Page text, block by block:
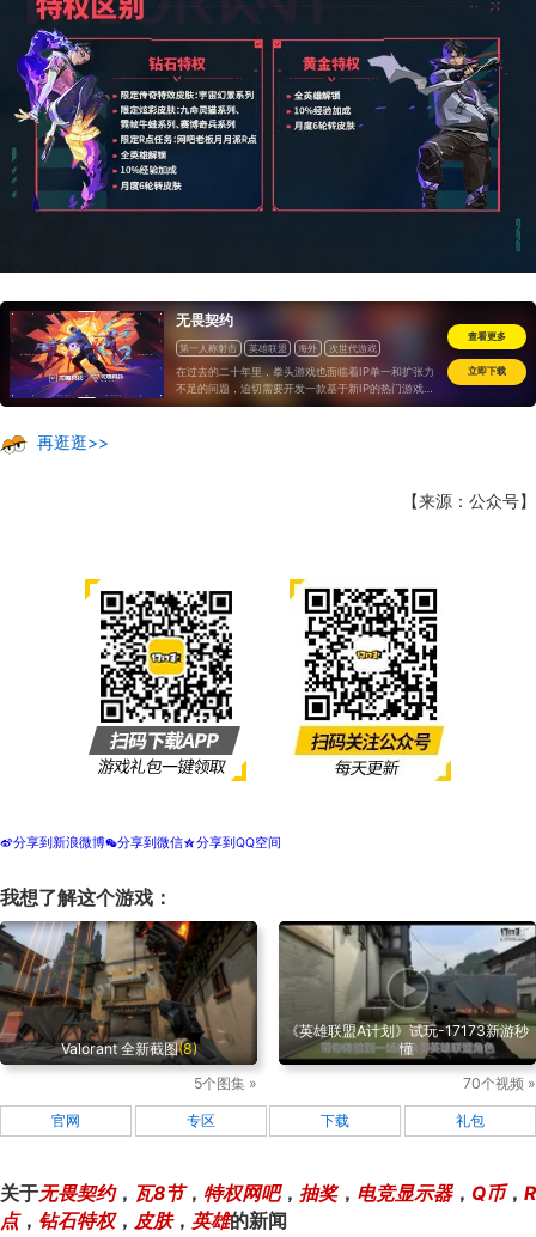
无畏契约
第一人称射击 英雄联盟 海外 次世代游戏
在过去的二十年里，拳头游戏也面临着IP单一和扩张力
不足的问题，迫切需要开发一款基于新IP的热门游戏...
事实证明，他们成功做到了。现在，这款游戏甚至也要
查看更多
立即下载
再逛逛>>
【来源：公众号】
t分享到新浪微博w分享到微信z分享到QQ空间
我想了解这个游戏：
Valorant 全新截图(8)
5个图集 »
《英雄联盟A计划》试玩-17173新游秒
懂
70个视频 »
官网 专区 下载 礼包
关于无畏契约， 瓦8节， 特权网吧， 抽奖， 电竞显示器， Q币， R
点， 钻石特权， 皮肤， 英雄的新闻